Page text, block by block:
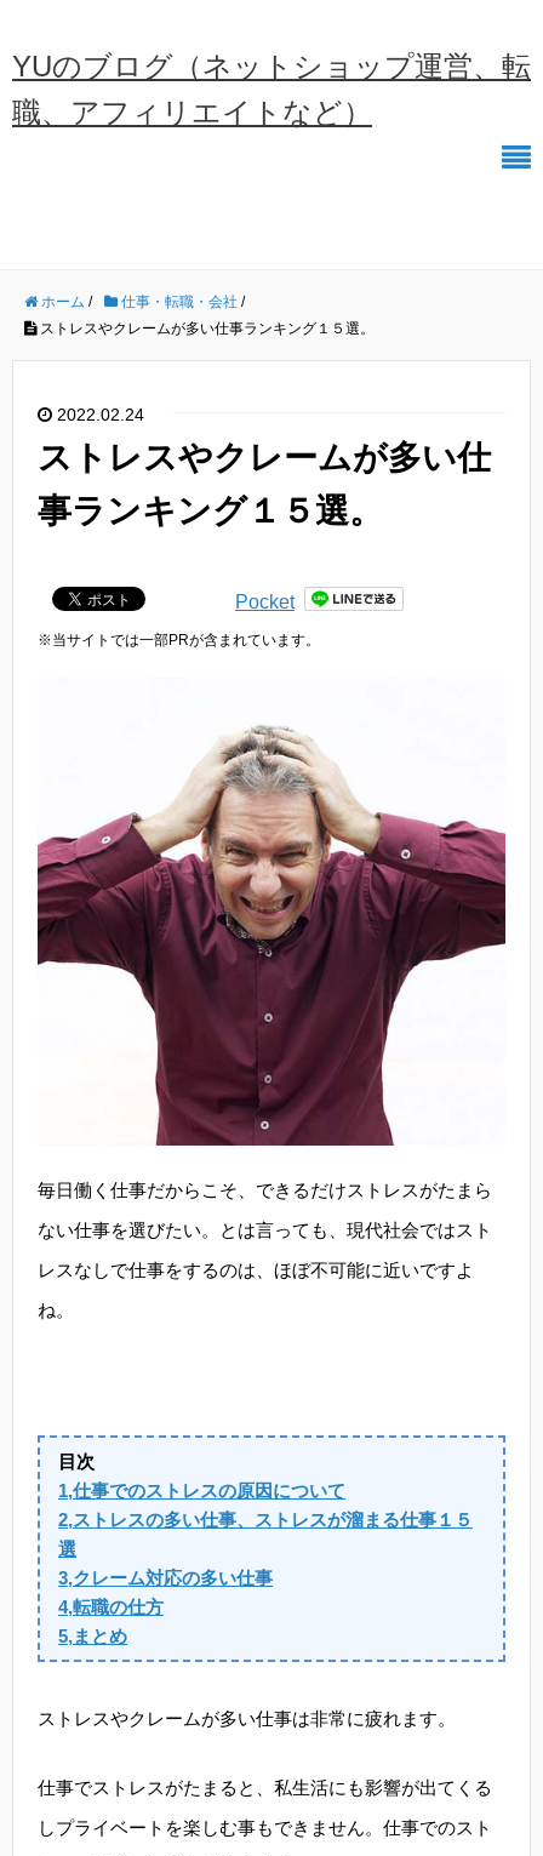
YUのブログ（ネットショップ運営、転
職、アフィリエイトなど）
ホーム / 仕事・転職・会社 /
ストレスやクレームが多い仕事ランキング１５選。
2022.02.24
ストレスやクレームが多い仕
事ランキング１５選。
Pocket
※当サイトでは一部PRが含まれています。
毎日働く仕事だからこそ、できるだけストレスがたまら
ない仕事を選びたい。とは言っても、現代社会ではスト
レスなしで仕事をするのは、ほぼ不可能に近いですよ
ね。
目次
1,仕事でのストレスの原因について
2,ストレスの多い仕事、ストレスが溜まる仕事１５
選
3,クレーム対応の多い仕事
4,転職の仕方
5,まとめ
ストレスやクレームが多い仕事は非常に疲れます。
仕事でストレスがたまると、私生活にも影響が出てくる
しプライベートを楽しむ事もできません。仕事でのスト